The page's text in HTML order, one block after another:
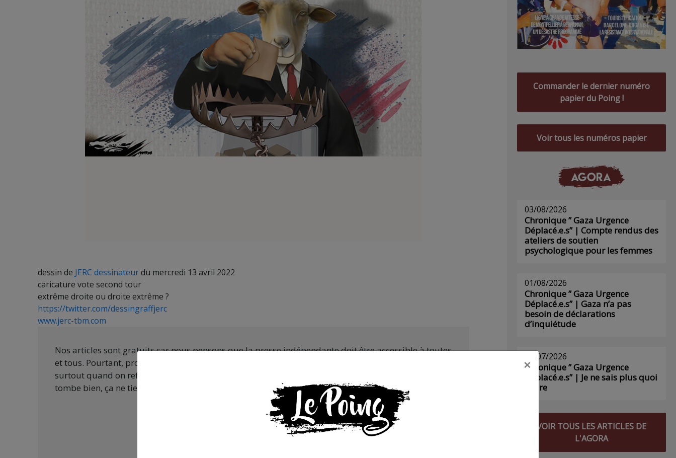
dessin de JERC dessinateurdu mercredi 13 avril 2022
caricature vote second tour
extrême droite ou droite extrême ?
https://twitter.com/dessingraffjerc
www.jerc-tbm.com
Nos articles sont gratuits car nous pensons que la presse indépendante doit être accessible à toutes
et tous. Pourtant, produire une information engagée et de qualité nécessite du temps et de l’argent,
surtout quand on refuse d’être aux ordres de Bolloré et de ses amis… Pourvu que ça dure ! Ça
tombe bien, ça ne tient qu’à vous :
JE FAIS UN DON
Commander le dernier numéro
papier du Poing !
Voir tous les numéros papier
AGORA
03/08/2026
Chronique ” Gaza Urgence
Déplacé.e.s” | Compte rendus des
ateliers de soutien
psychologique pour les femmes
01/08/2026
Chronique ” Gaza Urgence
Déplacé.e.s” | Gaza n’a pas
besoin de déclarations
d’inquiétude
29/07/2026
Chronique ” Gaza Urgence
Déplacé.e.s” | Je ne sais plus quoi
écrire
VOIR TOUS LES ARTICLES DE
L'AGORA
×